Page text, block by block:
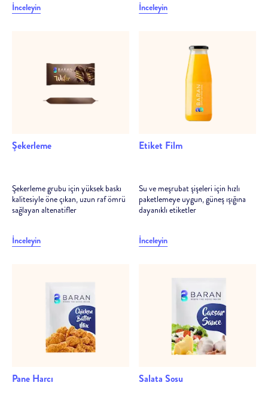
İnceleyin İnceleyin
Şekerleme
Şekerleme grubu için yüksek baskı
kalitesiyle öne çıkan, uzun raf ömrü
sağlayan altenatifler
İnceleyin
Etiket Film
Su ve meşrubat şişeleri için hızlı
paketlemeye uygun, güneş ışığına
dayanıklı etiketler
İnceleyin
Pane Harcı Salata Sosu